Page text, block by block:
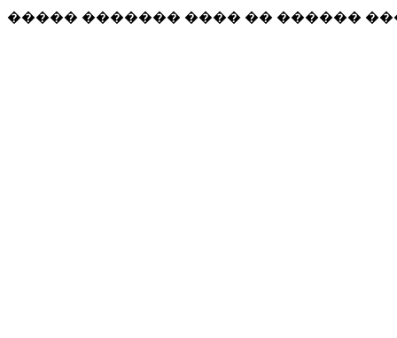
����� ������� ���� �� ������